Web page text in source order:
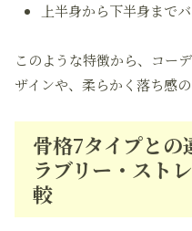
上半身から下半身まで
このような特徴から、コー
ザインや、柔らかく落ち感
骨格7タイプとの
ラブリー・スト
較